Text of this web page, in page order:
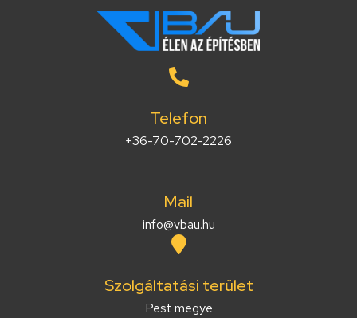
Telefon
+36-70-702-2226
Mail
info@vbau.hu
Szolgáltatási terület
Pest megye